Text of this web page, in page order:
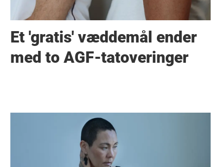
Et 'gratis' væddemål ender
med to AGF-tatoveringer